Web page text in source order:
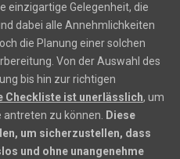
einzigartige Gelegenheit, die
dabei alle Annehmlichkeiten
die Planung einer solchen
Von der Auswahl des
bis hin zur richtigen
Checkliste ist unerlässlich, um
zu können.
Diese
um sicherzustellen, dass
und ohne unangenehme